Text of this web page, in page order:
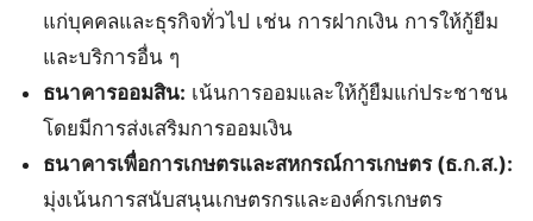
แก่บุคคลและธุรกิจทั่วไป เช่น การฝากเงิน การให้กู้ยืม
และบริการอื่น ๆ
ธนาคารออมสิน: เน้นการออมและให้กู้ยืมแก่ประชาชน
โดยมีการส่งเสริมการออมเงิน
ธนาคารเพื่อการเกษตรและสหกรณ์การเกษตร (ธ.ก.ส.):
มุ่งเน้นการสนับสนุนเกษตรกรและองค์กรเกษตร